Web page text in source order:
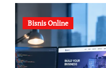
Bisnis Online